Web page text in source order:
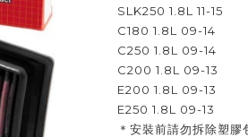
SLK250 1.8L 11-15
C180 1.8L 09-14
C250 1.8L 09-14
C200 1.8L 09-13
E200 1.8L 09-13
E250 1.8L 09-13
＊安裝前請勿拆除塑